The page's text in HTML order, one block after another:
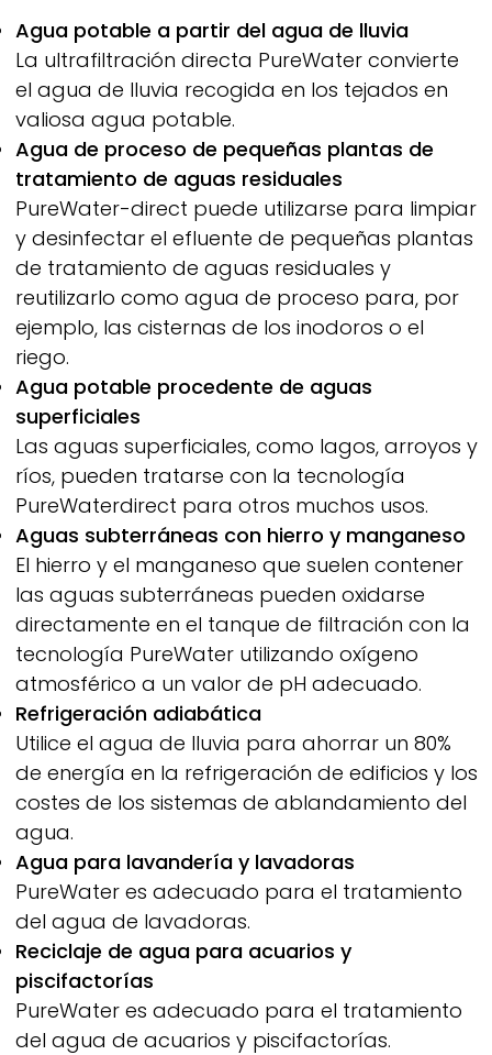
Agua potable a partir del agua de lluvia
La ultrafiltración directa PureWater convierte
el agua de lluvia recogida en los tejados en
valiosa agua potable.
Agua de proceso de pequeñas plantas de
tratamiento de aguas residuales
PureWater-direct puede utilizarse para limpiar
y desinfectar el efluente de pequeñas plantas
de tratamiento de aguas residuales y
reutilizarlo como agua de proceso para, por
ejemplo, las cisternas de los inodoros o el
riego.
Agua potable procedente de aguas
superficiales
Las aguas superficiales, como lagos, arroyos y
ríos, pueden tratarse con la tecnología
PureWaterdirect para otros muchos usos.
Aguas subterráneas con hierro y manganeso
El hierro y el manganeso que suelen contener
las aguas subterráneas pueden oxidarse
directamente en el tanque de filtración con la
tecnología PureWater utilizando oxígeno
atmosférico a un valor de pH adecuado.
Refrigeración adiabática
Utilice el agua de lluvia para ahorrar un 80%
de energía en la refrigeración de edificios y los
costes de los sistemas de ablandamiento del
agua.
Agua para lavandería y lavadoras
PureWater es adecuado para el tratamiento
del agua de lavadoras.
Reciclaje de agua para acuarios y
piscifactorías
PureWater es adecuado para el tratamiento
del agua de acuarios y piscifactorías.